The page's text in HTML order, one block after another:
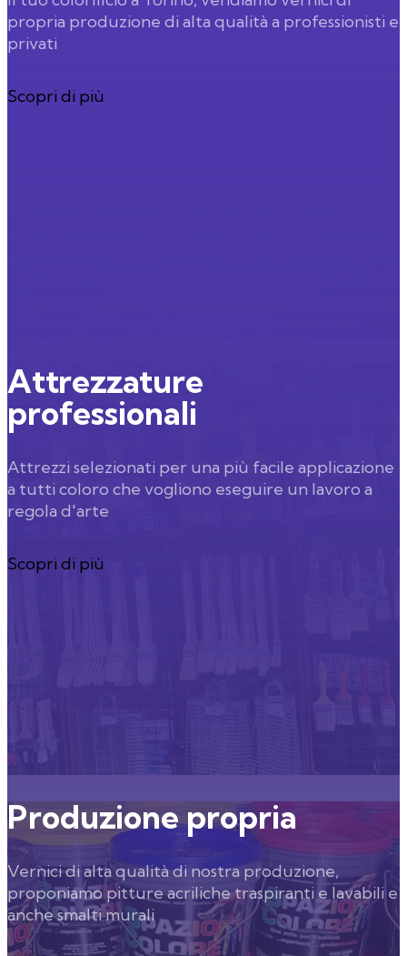
propria produzione di alta qualità a professionisti e
privati
Scopri di più
Attrezzature
professionali
Attrezzi selezionati per una più facile applicazione
a tutti coloro che vogliono eseguire un lavoro a
regola d'arte
Scopri di più
Produzione propria
Vernici di alta qualità di nostra produzione,
proponiamo pitture acriliche traspiranti e lavabili e
anche smalti murali